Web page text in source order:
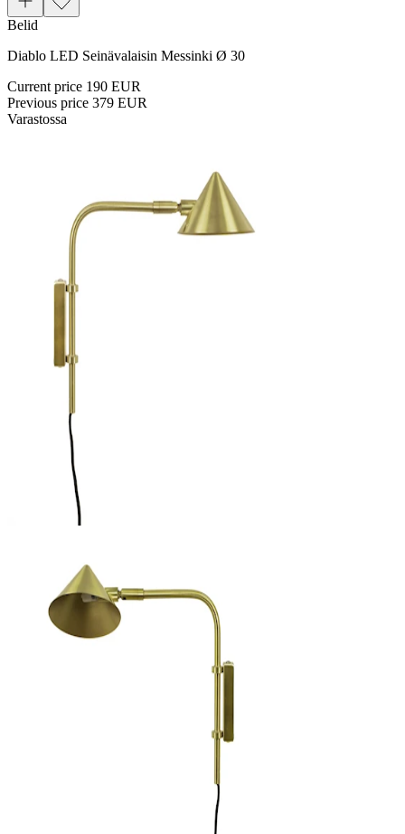
Belid
Diablo LED Seinävalaisin Messinki Ø 30
Current price 190 EUR
Previous price 379 EUR
Varastossa